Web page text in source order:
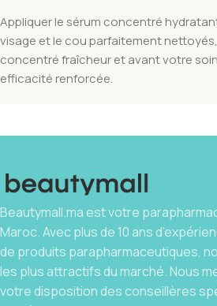
Appliquer le sérum concentré
visage et le cou parfaitement nettoyés,
concentré fraîcheur et avant votre
efficacité renforcée.
Beautymall.ma est votre
Maroc. Avec plus de 10 ans
de produits parapharmaceutiques,
les plus attractifs du marché. Nous
votre disposition des conseillères